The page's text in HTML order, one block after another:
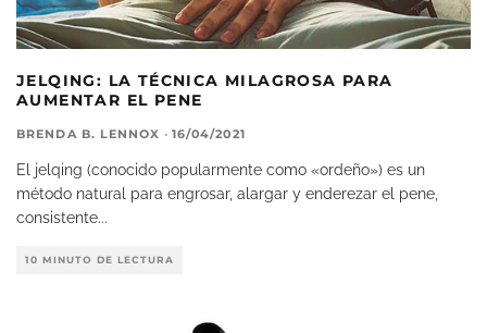
JELQING: LA TÉCNICA MILAGROSA PARA
AUMENTAR EL PENE
BRENDA B. LENNOX · 16/04/2021
El jelqing (conocido popularmente como «ordeño») es un
método natural para engrosar, alargar y enderezar el pene,
consistente...
10 MINUTO DE LECTURA